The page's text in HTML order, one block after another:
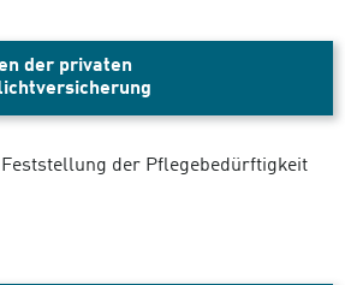
der privaten
der Pflegebedürftigkeit